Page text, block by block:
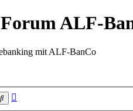
ALF-
mit ALF-BanCo
Suche